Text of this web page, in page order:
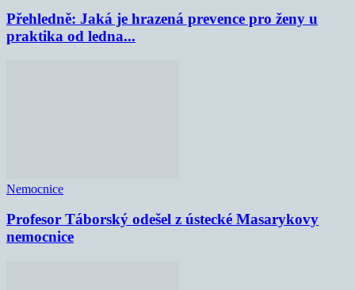
Přehledně: Jaká je hrazená prevence pro ženy u
praktika od ledna...
Nemocnice
Profesor Táborský odešel z ústecké Masarykovy
nemocnice